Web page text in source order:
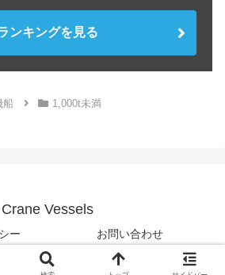
75.0m
(中交第三航务工程局有限公司)